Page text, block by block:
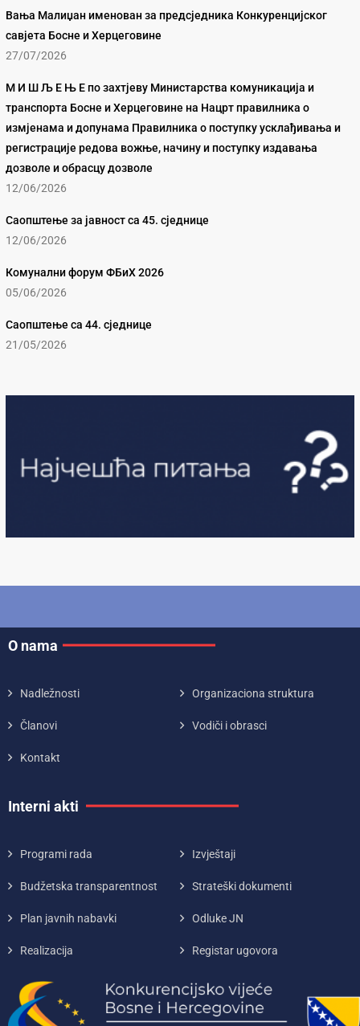
Вања Малиџан именован за предсједника Конкуренцијског
савјета Босне и Херцеговине
27/07/2026
М И Ш Љ Е Њ Е по захтјеву Министарства комуникација и
транспорта Босне и Херцеговине на Нацрт правилника о
измјенама и допунама Правилника о поступку усклађивања и
регистрације редова вожње, начину и поступку издавања
дозволе и обрасцу дозволе
12/06/2026
Саопштење за јавност са 45. сједнице
12/06/2026
Комунални форум ФБиХ 2026
05/06/2026
Саопштење са 44. сједнице
21/05/2026
O nama
Nadležnosti Organizaciona struktura
Članovi Vodiči i obrasci
Kontakt
Interni akti
Programi rada Izvještaji
Budžetska transparentnost Strateški dokumenti
Plan javnih nabavki Odluke JN
Realizacija Registar ugovora